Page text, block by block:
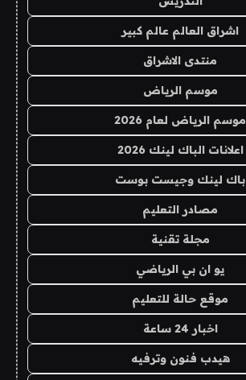
اشراق العالم عالم كبير
منتدى الاشراق
موسم الرياض
موسم الرياض لعام 2026
اعلانات الباك لينك 2026
باك لينك وجيست بوست
مصادر التعليم
مجلة تقنية
يو ان بي الرياضي
موقع حالة للتعليم
اخبار 24 ساعة
هيدب فنون وترفيه